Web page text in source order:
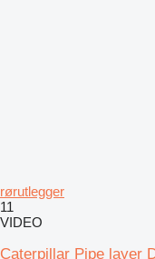
rørutlegger
11
VIDEO
Caterpillar Pipe layer